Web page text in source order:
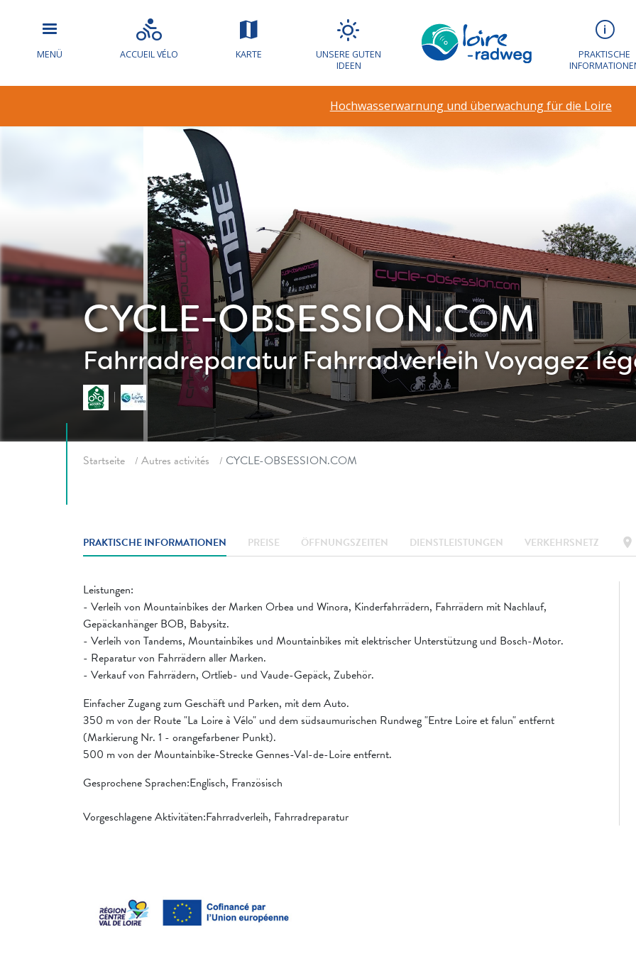
MENÜ ACCUEIL VÉLO KARTE
UNSERE GUTEN
IDEEN
PRAKTISCHE
Hochwasserwarnung und überwachung für die Loire
CYCLE-OBSESSION.COM
FahrradreparaturFahrradverleih Voyagez
Startseite Autres activités CYCLE-OBSESSION.COM
PRAKTISCHE INFORMATIONEN PREISE ÖFFNUNGSZEITEN DIENSTLEISTUNGEN VERKEHRSNETZ location_on
Leistungen:
- Verleih von Mountainbikes der Marken Orbea und Winora, Kinderfahrrädern, Fahrrädern mit Nachlauf,
Gepäckanhänger BOB, Babysitz.
- Verleih von Tandems, Mountainbikes und Mountainbikes mit elektrischer Unterstützung und Bosch-Motor.
- Reparatur von Fahrrädern aller Marken.
- Verkauf von Fahrrädern, Ortlieb- und Vaude-Gepäck, Zubehör.
Einfacher Zugang zum Geschäft und Parken, mit dem Auto.
350 m von der Route "La Loire à Vélo" und dem südsaumurischen Rundweg "Entre Loire et falun" entfernt
(Markierung Nr. 1 - orangefarbener Punkt).
500 m von der Mountainbike-Strecke Gennes-Val-de-Loire entfernt.
Gesprochene Sprachen:Englisch, Französisch
Vorgeschlagene Aktivitäten:Fahrradverleih, Fahrradreparatur